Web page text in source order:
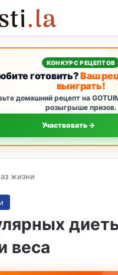
КОНКУРС РЕЦЕПТОВ
готовить?Ваш
выиграть!
домашний рецепт на
розыгрыше призов.
Участвовать →
жизни
веса